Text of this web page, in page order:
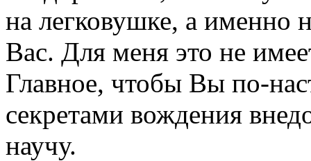
на легковушке, а именно
Вас. Для меня это не
Главное, чтобы Вы по-
секретами вождения
научу.